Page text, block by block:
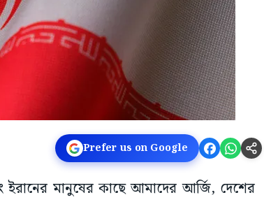
Prefer us on Google
ইরানের মানুষের কাছে আমাদের আর্জি, দেশের